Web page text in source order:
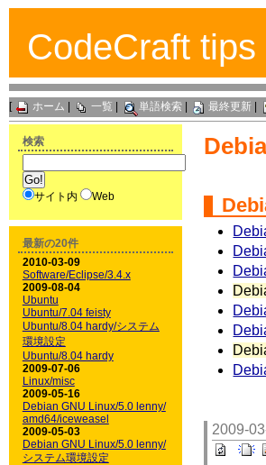
CodeCraft tips
[ ホーム 一覧 単語検索| 最終更新|
2009-
検索
サイト内 Web
最新の20件
2010-03-09
Software/Eclipse/3.4.x
2009-08-04
Ubuntu
Ubuntu/7.04 feisty
Ubuntu/8.04 hardy/システム
環境設定
Ubuntu/8.04 hardy
2009-07-06
Linux/misc
2009-05-16
Debian GNU Linux/5.0 lenny/
amd64/iceweasel
2009-05-03
Debian GNU Linux/5.0 lenny/
システム環境設定